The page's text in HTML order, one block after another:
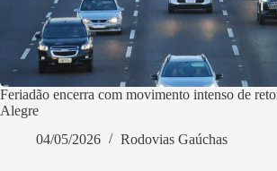
Feriadão encerra com movimento intenso de
Alegre
04/05/2026
Rodovias Gaúchas